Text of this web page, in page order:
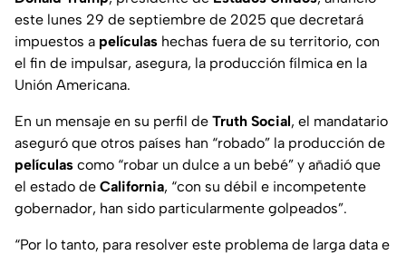
este lunes 29 de septiembre de 2025 que decretará
impuestos a películas hechas fuera de su territorio, con
el fin de impulsar, asegura, la producción fílmica en la
Unión Americana.
En un mensaje en su perfil de Truth Social, el mandatario
aseguró que otros países han “robado” la producción de
películas como “robar un dulce a un bebé” y añadió que
el estado de California, “con su débil e incompetente
gobernador, han sido particularmente golpeados”.
“Por lo tanto, para resolver este problema de larga data e